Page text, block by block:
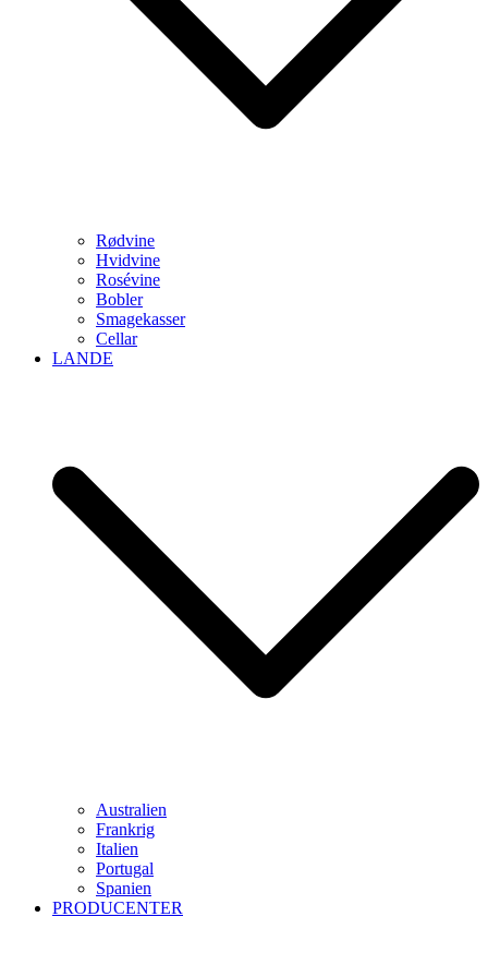
Rødvine
Hvidvine
Rosévine
Bobler
Smagekasser
Cellar
LANDE
Australien
Frankrig
Italien
Portugal
Spanien
PRODUCENTER